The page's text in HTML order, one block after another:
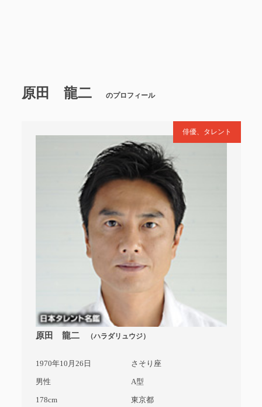
原田 龍二 のプロフィール
俳優、タレント
原田 龍二 （ハラダリュウジ）
1970年10月26日 さそり座
男性 A型
178cm 東京都